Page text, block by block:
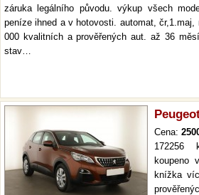
záruka legálního původu. výkup všech
peníze ihned a v hotovosti. automat,
000 kvalitních a prověřených aut. až 36
stav…
Cena:
172256
koupeno
knížka